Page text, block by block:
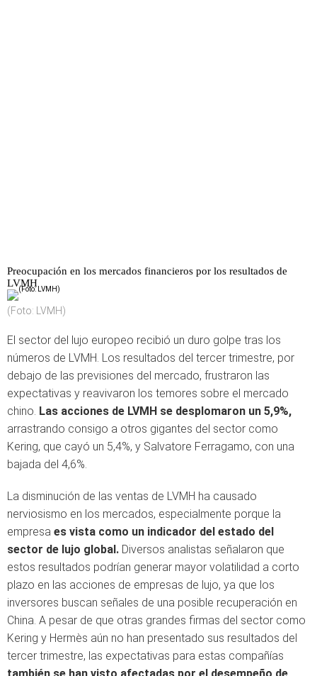
Preocupación en los mercados financieros por los resultados de
LVMH
(Foto: LVMH)
El sector del lujo europeo recibió un duro golpe tras los
números de LVMH. Los resultados del tercer trimestre, por
debajo de las previsiones del mercado, frustraron las
expectativas y reavivaron los temores sobre el mercado
chino. Las acciones de LVMH se desplomaron un 5,9%,
arrastrando consigo a otros gigantes del sector como
Kering, que cayó un 5,4%, y Salvatore Ferragamo, con una
bajada del 4,6%.
La disminución de las ventas de LVMH ha causado
nerviosismo en los mercados, especialmente porque la
empresa es vista como un indicador del estado del
sector de lujo global. Diversos analistas señalaron que
estos resultados podrían generar mayor volatilidad a corto
plazo en las acciones de empresas de lujo, ya que los
inversores buscan señales de una posible recuperación en
China. A pesar de que otras grandes firmas del sector como
Kering y Hermès aún no han presentado sus resultados del
tercer trimestre, las expectativas para estas compañías